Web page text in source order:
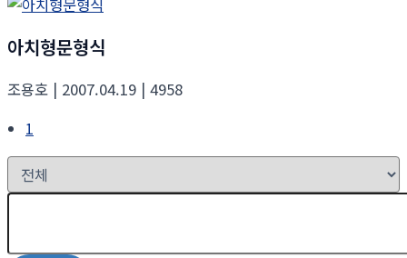
아치형문형식
조용호 | 2007.04.19 | 4958
1